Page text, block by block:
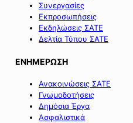
Συνεργασίες
Εκπροσωπήσεις
Εκδηλώσεις ΣΑΤΕ
Δελτία Τύπου ΣΑΤΕ
ΕΝΗΜΕΡΩΣΗ
Ανακοινώσεις ΣΑΤΕ
Γνωμοδοτήσεις
Δημόσια Έργα
Ασφαλιστικά